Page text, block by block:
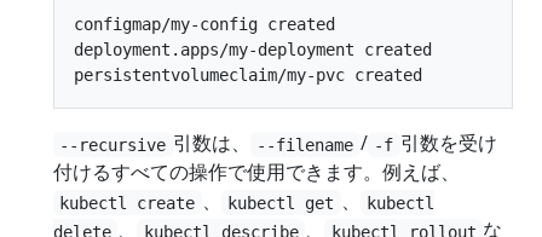
configmap/my-config created
deployment.apps/my-deployment created
--recursive 引数は、 --filename / -f 引数を受け
付けるすべての操作で使用できます。例えば、
kubectl create 、 kubectl get 、
kubectl
delete 、 kubectl describe 、 kubectl rollout な